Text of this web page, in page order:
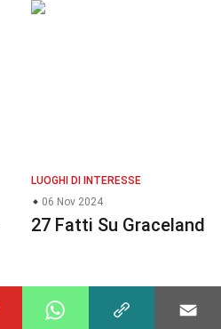
LUOGHI DI INTERESSE
06 Nov 2024
27 Fatti Su Graceland